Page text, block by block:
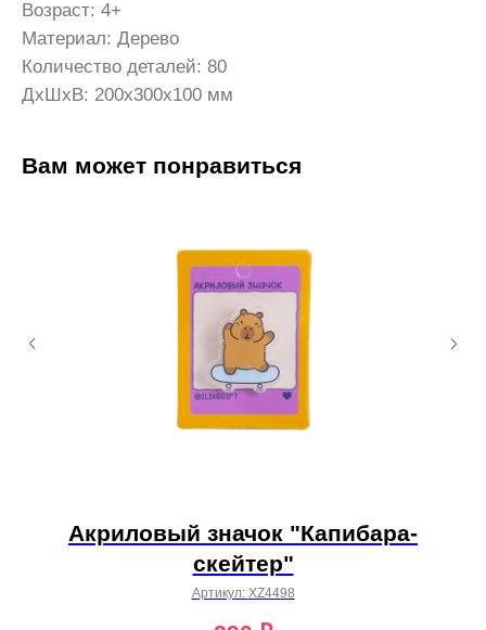
Возраст: 4+
Материал: Дерево
Количество деталей: 80
ДxШxВ: 200x300x100 мм
Вам может понравиться
Акриловый значок "Капибара-
скейтер"
Артикул: XZ4498